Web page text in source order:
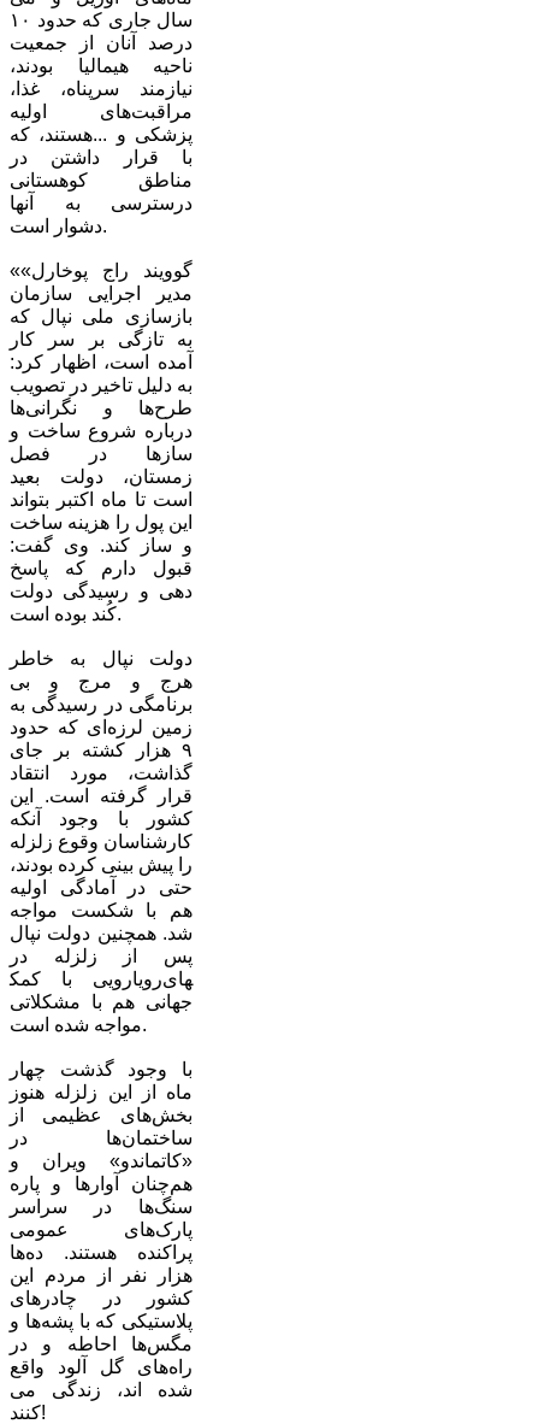
سال جاری که حدود ۱۰
درصد آنان از جمعیت
‌ناحیه هیمالیا بودند،
نیازمند سرپناه، غذا،
مراقبت‌های اولیه
پزشکی و ...هستند، که
با قرار داشتن در
مناطق کوهستانی
درسترسی به آنها
دشوار است.
«گوویند راج پوخارل»
مدیر اجرایی سازمان
بازسازی ملی نپال که
به تازگی بر سر کار
آمده است، اظهار کرد:
به دلیل تاخیر در تصویب
طرح‌ها و نگرانی‌ها
درباره شروع ساخت و
سازها در فصل
زمستان، دولت بعید
است تا ماه اکتبر بتواند
این پول را هزینه ساخت
و ساز کند. وی گفت:
قبول دارم که پاسخ
دهی و رسیدگی دولت
کُند بوده است.
دولت نپال به خاطر
هرج و مرج و بی
برنامگی در ‌رسیدگی ‌به
زمین لرزه‌ای که حدود
۹ هزار کشته بر جای
گذاشت، مورد انتقاد
قرار گرفته است. این
کشور با وجود آنکه
کارشناسان وقوع زلزله
را پیش بینی کرده بودند،
حتی در آمادگی اولیه
هم با شکست مواجه
شد. همچنین دولت نپال
پس از زلزله در
رویارویی با کمک‎های
جهانی هم با مشکلاتی
مواجه شده است.
با وجود گذشت چهار
ماه از این زلزله هنوز
بخش‌های عظیمی از
ساختمان‌ها در
«کاتماندو» ویران و
هم‌چنان آوارها و پاره
سنگ‌ها در سراسر
پارک‌های عمومی
پراکنده هستند. ده‌ها
هزار نفر از مردم این
کشور در چادرهای
پلاستیکی که با پشه‌ها و
مگس‌ها احاطه و در
راه‌های گل آلود واقع
شده اند، زندگی می
کنند!